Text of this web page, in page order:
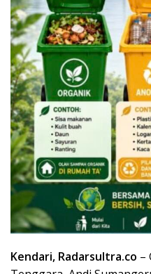
Kendari, Radarsultra.co –